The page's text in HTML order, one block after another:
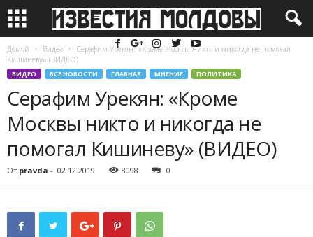
Домой Видео
Серафим Урекян: «Кроме Москвы никто и никогда не помогал
Кишиневу» (ВИДЕО)
ВИДЕО ВСЕ НОВОСТИ ГЛАВНАЯ МНЕНИЕ ПОЛИТИКА
Серафим Урекян: «Кроме
Москвы никто и никогда не
помогал Кишиневу» (ВИДЕО)
От pravda - 02.12.2019 8098 0